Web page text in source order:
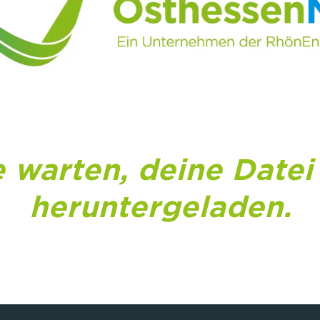
warten, deine
heruntergeladen.